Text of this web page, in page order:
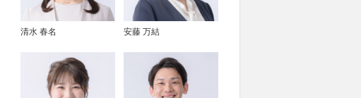
清水 春名 安藤 万結